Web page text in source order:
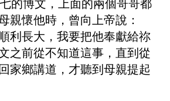
博文，上面的兩個哥哥都
親懷他時，曾向上帝說：
利長大，我要把他奉獻給祢
之前從不知道這事，直到從
家鄉講道，才聽到母親提起